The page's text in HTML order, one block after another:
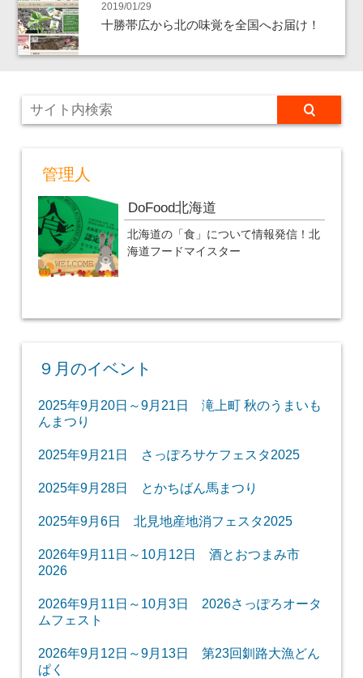
2019/01/29
十勝帯広から北の味覚を全国へお届け！
管理人
DoFood北海道
北海道の「食」について情報発信！北
海道フードマイスター
９月のイベント
2025年9月20日～9月21日 滝上町 秋のうまいも
んまつり
2025年9月21日 さっぽろサケフェスタ2025
2025年9月28日 とかちばん馬まつり
2025年9月6日 北見地産地消フェスタ2025
2026年9月11日～10月12日 酒とおつまみ市
2026
2026年9月11日～10月3日 2026さっぽろオータ
ムフェスト
2026年9月12日～9月13日 第23回釧路大漁どん
ぱく